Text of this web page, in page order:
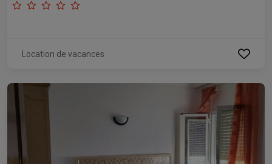
Location de vacances